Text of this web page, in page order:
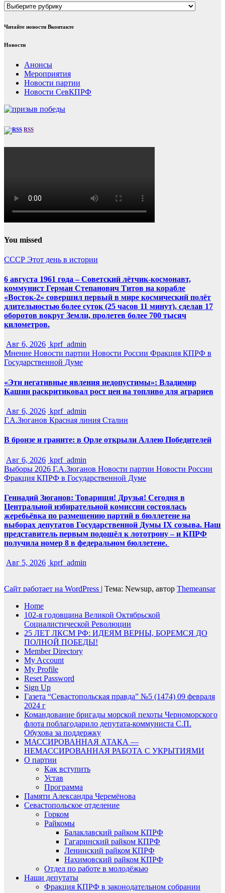
Рубрики
Читайте новости Вконтакте
Новости
Анонсы
Мероприятия
Новости партии
Новости СевКПРФ
RSS
You missed
СССР Этот день в истории
6 августа 1961 года – Советский лётчик-космонавт,
коммунист Герман Степанович Титов на корабле
«Восток-2» совершил первый в мире космический полёт
длительностью более суток (25 часов 11 минут), сделав 17
оборотов вокруг Земли, пролетев более 700 тысяч
километров.
Авг 6, 2026 kprf_admin
Мнение Новости партии Новости России Фракция КПРФ в
Государственной Думе
«Эти негативные явления недопустимы»: Владимир
Кашин раскритиковал рост цен на топливо для аграриев
Авг 6, 2026 kprf_admin
Г.А.Зюганов Красная линия Сталин
В бронзе и граните: в Орле открыли Аллею Победителей
Авг 6, 2026 kprf_admin
Выборы 2026 Г.А.Зюганов Новости партии Новости России
Фракция КПРФ в Государственной Думе
Геннадий Зюганов: Товарищи! Друзья! Сегодня в
Центральной избирательной комиссии состоялась
жеребьёвка по размещению партий в бюллетене на
выборах депутатов Государственной Думы IX созыва. Наш
представитель первым подошёл к лототрону – и КПРФ
получила номер 8 в федеральном бюллетене.
Авг 5, 2026 kprf_admin
Сайт работает на WordPress | Тема: Newsup, автор Themeansar
Home
102-я годовщина Великой Октябрьской
Социалистической Революции
25 ЛЕТ ЛКСМ РФ: ИДЕЯМ ВЕРНЫ, БОРЕМСЯ ДО
ПОЛНОЙ ПОБЕДЫ!
Member Directory
My Account
My Profile
Reset Password
Sign Up
Газета “Севастопольская правда” №5 (1474) 09 февраля
2024 г
Командование бригады морской пехоты Черноморского
флота поблагодарило депутата-коммуниста С.П.
Обухова за поддержку
МАССИРОВАННАЯ АТАКА —
НЕМАССИРОВАННАЯ РАБОТА С УКРЫТИЯМИ
О партии
Как вступить
Устав
Программа
Памяти Александра Черемёнова
Севастопольское отделение
Горком
Райкомы
Балаклавский райком КПРФ
Гагаринский райком КПРФ
Ленинский райком КПРФ
Нахимовский райком КПРФ
Отдел по работе в молодёжью
Наши депутаты
Фракция КПРФ в законодательном собрании